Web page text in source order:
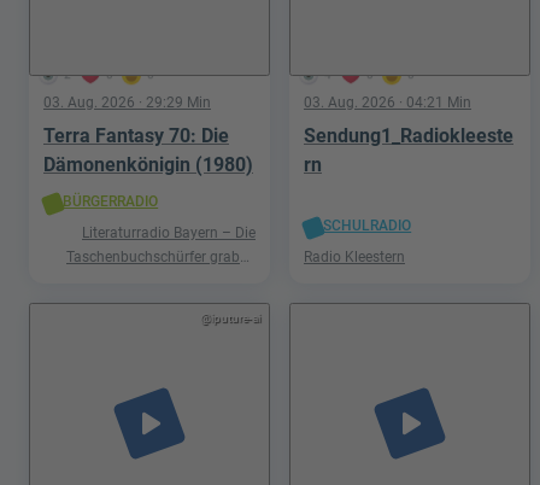
2 0 0
03. Aug. 2026 · 29:29 Min
Terra Fantasy 70: Die
Dämonenkönigin (1980)
BÜRGERRADIO
Literaturradio Bayern – Die
Taschenbuchschürfer graben
Phantastik
4 0 0
03. Aug. 2026 · 04:21 Min
Sendung1_Radiokleeste
rn
SCHULRADIO
Radio Kleestern
@iputure-ai
play_arrow play_arrow